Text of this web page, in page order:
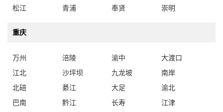
松江
青浦 奉贤 崇明
重庆
万州 涪陵 渝中
大渡口
江北
沙坪坝 九龙坡
南岸
北碚
綦江 大足
渝北
巴南
黔江 长寿
江津